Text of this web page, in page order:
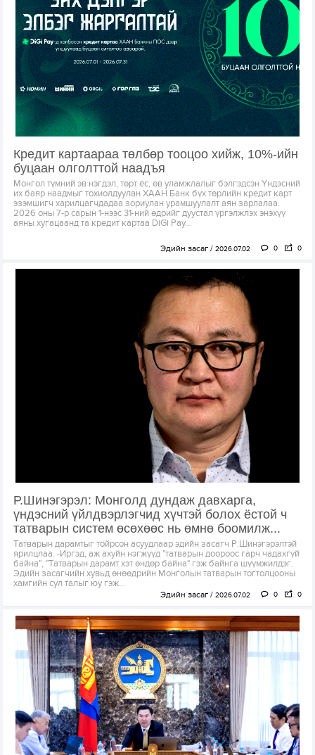
Кредит картаараа төлбөр тооцоо хийж, 10%-ийн
буцаан олголттой наадъя
Монгол түмний эв нэгдэл, төрт ёс, өв уламжлалыг бэлгэдсэн Үндэсний
их баяр наадмыг тохиолдуулан ХААН Банк бүх төрлийн кредит карт
эзэмшигч харилцагчдадаа зориулан урамшуулалт аян зарлалаа.
2026 оны 7-р сарын 1-нээс 31-ний өдрийг дуустал үргэлжлэх энэхүү
аяны хугацаанд та кредит картаа DiGi Pay...
Эдийн засаг 2026.07.02 0 0
Р.Шинэгэрэл: Монголд дундаж давхарга,
үндэсний үйлдвэрлэгчид хүчтэй болох ёстой ч
татварын систем өсөхөөс нь өмнө боомилж...
Татварын дарамтыг тойрсон асуудлаар эдийн засагч Р.Шинэгэрэлтэй
ярилцлаа. -Иргэд, аж ахуйн нэгжүүд "татварын доороос гарч чадахгүй
байна", "Татварын дарамт хэт өндөр байна" гэж байнга шүүмжилдэг.
Эдийн засагчийн хувьд өнөөдрийн Монголын татварын тогтолцооны
хамгийн сул талыг юу гэж...
Эдийн засаг 2026.07.02 0 0